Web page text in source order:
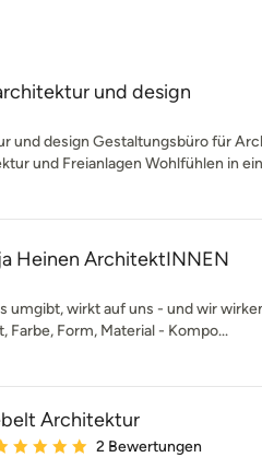
und design
und design Gestaltungsbüro für
und Freianlagen Wohlfühlen in
Heinen ArchitektINNEN
umgibt, wirkt auf uns - und wir
Farbe, Form, Material - Kompo...
Architektur
Bewertung: 5 von 5
2 Bewertungen